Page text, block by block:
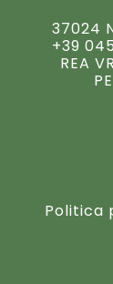
37024
+39
REA
Politica